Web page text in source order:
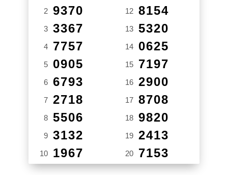
2 9370
3 3367
4 7757
5 0905
6 6793
7 2718
8 5506
9 3132
10 1967
12 8154
13 5320
14 0625
15 7197
16 2900
17 8708
18 9820
19 2413
20 7153